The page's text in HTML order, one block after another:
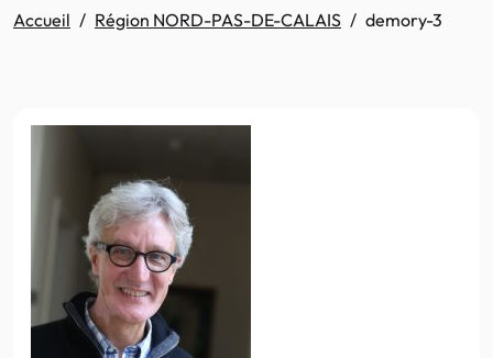
Accueil Région NORD-PAS-DE-CALAIS demory-3